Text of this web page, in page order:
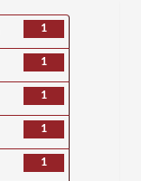
1
1
1
1
1